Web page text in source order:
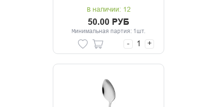
В наличии: 12
50.00 РУБ
Минимальная партия: 1шт.
- +